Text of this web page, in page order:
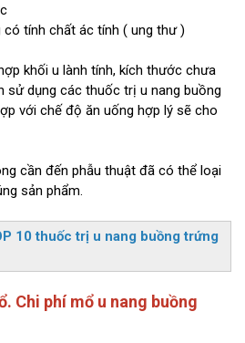
tính chất ác tính ( ung thư )
khối u lành tính, kích thước chưa
sử dụng các thuốc trị u nang buồng
với chế độ ăn uống hợp lý sẽ cho
cần đến phẫu thuật đã có thể loại
sản phẩm.
10 thuốc trị u nang buồng trứng
Chi phí mổ u nang buồng